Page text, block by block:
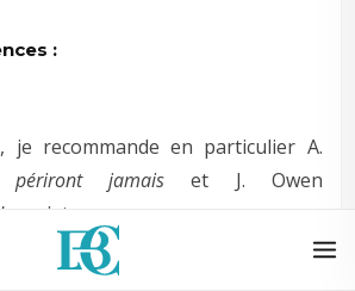
:
je recommande en particulier A.
jamais et J. Owen
saints